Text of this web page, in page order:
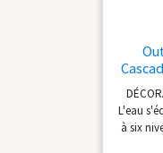
L'eau
à six